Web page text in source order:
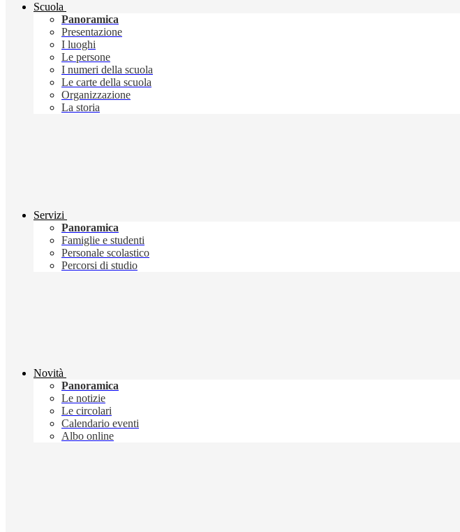
Scuola
Panoramica
Presentazione
I luoghi
Le persone
I numeri della scuola
Le carte della scuola
Organizzazione
La storia
Servizi
Panoramica
Famiglie e studenti
Personale scolastico
Percorsi di studio
Novità
Panoramica
Le notizie
Le circolari
Calendario eventi
Albo online